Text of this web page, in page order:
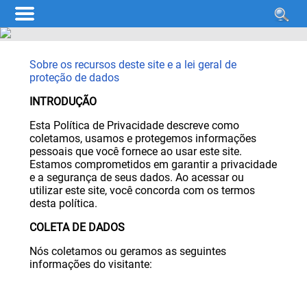
Sobre os recursos deste site e a lei geral de
proteção de dados
INTRODUÇÃO
Esta Política de Privacidade descreve como
coletamos, usamos e protegemos informações
pessoais que você fornece ao usar este site.
Estamos comprometidos em garantir a privacidade
e a segurança de seus dados. Ao acessar ou
utilizar este site, você concorda com os termos
desta política.
COLETA DE DADOS
Nós coletamos ou geramos as seguintes
informações do visitante: